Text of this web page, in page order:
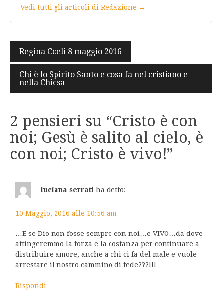
Vedi tutti gli articoli di Redazione →
Navigazione
articoli
Regina Coeli 8 maggio 2016
Chi è lo Spirito Santo e cosa fa nel cristiano e
nella Chiesa
2 pensieri su “Cristo è con
noi; Gesù è salito al cielo, è
con noi; Cristo è vivo!”
luciana serrati ha detto:
10 Maggio, 2016 alle 10:56 am
…E se Dio non fosse sempre con noi…e VIVO…da dove
attingeremmo la forza e la costanza per continuare a
distribuire amore, anche a chi ci fa del male e vuole
arrestare il nostro cammino di fede???!!!
Rispondi